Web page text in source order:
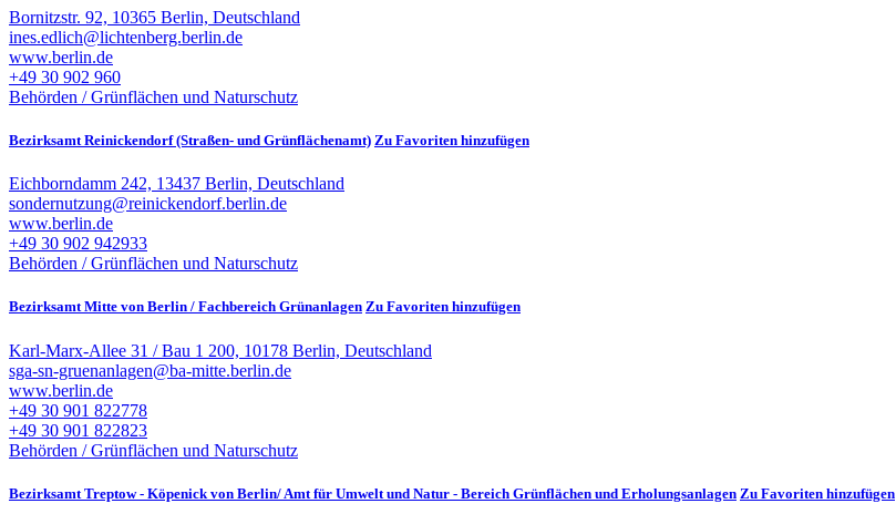
Bornitzstr. 92, 10365 Berlin, Deutschland
ines.edlich@lichtenberg.berlin.de
www.berlin.de
+49 30 902 960
Behörden / Grünflächen und Naturschutz
Bezirksamt Reinickendorf (Straßen- und Grünflächenamt) Zu Favoriten hinzufügen
Eichborndamm 242, 13437 Berlin, Deutschland
sondernutzung@reinickendorf.berlin.de
www.berlin.de
+49 30 902 942933
Behörden / Grünflächen und Naturschutz
Bezirksamt Mitte von Berlin / Fachbereich Grünanlagen Zu Favoriten hinzufügen
Karl-Marx-Allee 31 / Bau 1 200, 10178 Berlin, Deutschland
sga-sn-gruenanlagen@ba-mitte.berlin.de
www.berlin.de
+49 30 901 822778
+49 30 901 822823
Behörden / Grünflächen und Naturschutz
Bezirksamt Treptow - Köpenick von Berlin/ Amt für Umwelt und Natur - Bereich Grünflächen und Erholungsanlagen Zu Favoriten hinzufügen